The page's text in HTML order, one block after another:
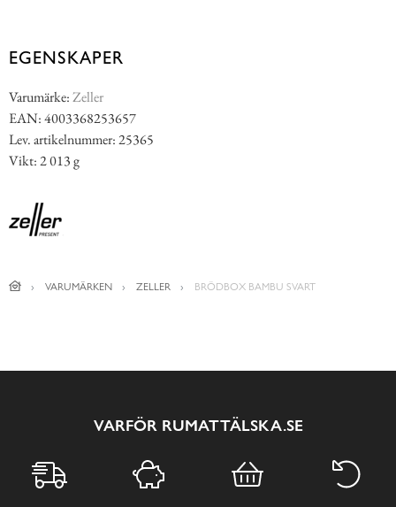
EGENSKAPER
Varumärke:Zeller
EAN: 4003368253657
Lev. artikelnummer: 25365
Vikt: 2 013 g
VARUMÄRKEN ZELLER BRÖDBOX BAMBU SVART
VARFÖR RUMATTÄLSKA.SE